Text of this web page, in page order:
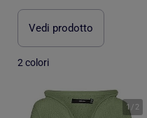
Vedi prodotto
2 colori
1 / 2